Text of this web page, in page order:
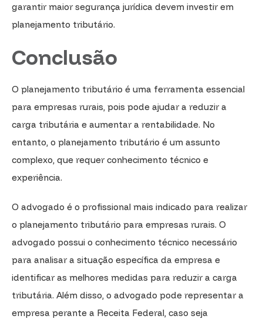
garantir maior segurança jurídica devem investir em
planejamento tributário.
Conclusão
O planejamento tributário é uma ferramenta essencial
para empresas rurais, pois pode ajudar a reduzir a
carga tributária e aumentar a rentabilidade. No
entanto, o planejamento tributário é um assunto
complexo, que requer conhecimento técnico e
experiência.
O advogado é o profissional mais indicado para realizar
o planejamento tributário para empresas rurais. O
advogado possui o conhecimento técnico necessário
para analisar a situação específica da empresa e
identificar as melhores medidas para reduzir a carga
tributária. Além disso, o advogado pode representar a
empresa perante a Receita Federal, caso seja